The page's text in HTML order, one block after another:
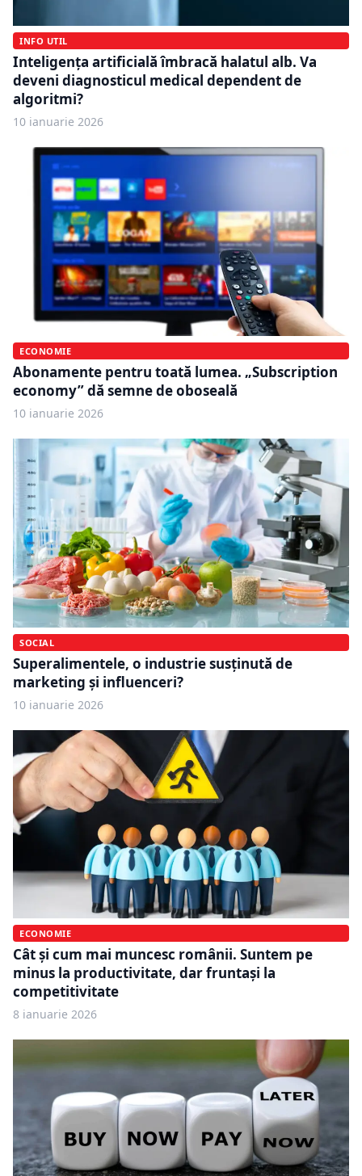
INFO UTIL
Inteligența artificială îmbracă halatul alb. Va
deveni diagnosticul medical dependent de
algoritmi?
10 ianuarie 2026
ECONOMIE
Abonamente pentru toată lumea. „Subscription
economy” dă semne de oboseală
10 ianuarie 2026
SOCIAL
Superalimentele, o industrie susținută de
marketing și influenceri?
10 ianuarie 2026
ECONOMIE
Cât și cum mai muncesc românii. Suntem pe
minus la productivitate, dar fruntași la
competitivitate
8 ianuarie 2026